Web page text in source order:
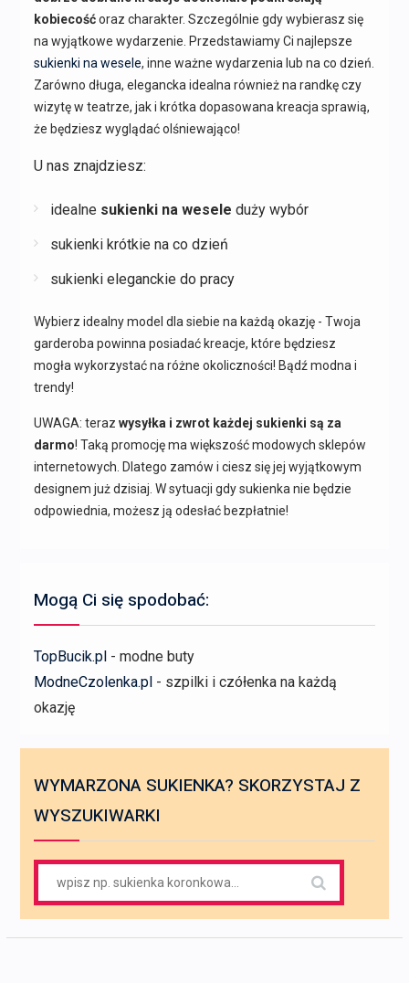
kobiecośćoraz charakter. Szczególnie gdy wybierasz się
na wyjątkowe wydarzenie. Przedstawiamy Ci najlepsze
sukienki na wesele, inne ważne wydarzenia lub na co dzień.
Zarówno długa, elegancka idealna również na randkę czy
wizytę w teatrze, jak i krótka dopasowana kreacja sprawią,
że będziesz wyglądać olśniewająco!
U nas znajdziesz:
idealne sukienki na wesele duży wybór
sukienki krótkie na co dzień
sukienki eleganckie do pracy
Wybierz idealny model dla siebie na każdą okazję - Twoja
garderoba powinna posiadać kreacje, które będziesz
mogła wykorzystać na różne okoliczności! Bądź modna i
trendy!
UWAGA: teraz wysyłka i zwrot każdej sukienki są za
darmo! Taką promocję ma większość modowych sklepów
internetowych. Dlatego zamów i ciesz się jej wyjątkowym
designem już dzisiaj. W sytuacji gdy sukienka nie będzie
odpowiednia, możesz ją odesłać bezpłatnie!
Mogą Ci się spodobać:
TopBucik.pl - modne buty
ModneCzolenka.pl - szpilki i czółenka na każdą
okazję
WYMARZONA SUKIENKA? SKORZYSTAJ Z
WYSZUKIWARKI
for: